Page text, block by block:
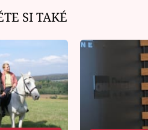
SI TAKÉ